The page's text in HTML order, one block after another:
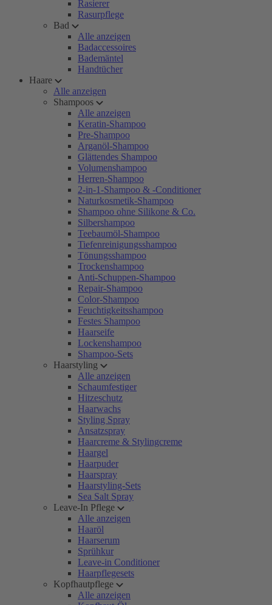
Rasierer
Rasurpflege
Bad
Alle anzeigen
Badaccessoires
Bademäntel
Handtücher
Haare
Alle anzeigen
Shampoos
Alle anzeigen
Keratin-Shampoo
Pre-Shampoo
Arganöl-Shampoo
Glättendes Shampoo
Volumenshampoo
Herren-Shampoo
2-in-1-Shampoo & -Conditioner
Naturkosmetik-Shampoo
Shampoo ohne Silikone & Co.
Silbershampoo
Teebaumöl-Shampoo
Tiefenreinigungsshampoo
Tönungsshampoo
Trockenshampoo
Anti-Schuppen-Shampoo
Repair-Shampoo
Color-Shampoo
Feuchtigkeitsshampoo
Festes Shampoo
Haarseife
Lockenshampoo
Shampoo-Sets
Haarstyling
Alle anzeigen
Schaumfestiger
Hitzeschutz
Haarwachs
Styling Spray
Ansatzspray
Haarcreme & Stylingcreme
Haargel
Haarpuder
Haarspray
Haarstyling-Sets
Sea Salt Spray
Leave-In Pflege
Alle anzeigen
Haaröl
Haarserum
Sprühkur
Leave-in Conditioner
Haarpflegesets
Kopfhautpflege
Alle anzeigen